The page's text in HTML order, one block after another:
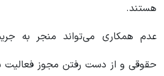
هستند.
عدم همکاری می‌تواند منجر به
حقوقی و از دست رفتن مجوز فعالیت